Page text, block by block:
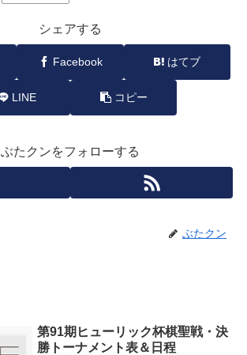
シェアする
Facebook はてブ
LINE コピー
ぶたクンをフォローする
ぶたクン
第91期ヒューリック杯棋聖戦・決
勝トーナメント表＆日程